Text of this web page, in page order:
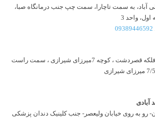
آباد، به سمت تاچارا، سمت چپ جنب درمانگاه صبا،
واحد 3
09389446592
آدرس: شیراز ، بعد از فلکه قصردشت ، کوچه 7میرزای شیرازی ، سمت راست
آبادی
رو به روی خیابان ولیعصر- جنب کلینیک دندان پزشکی